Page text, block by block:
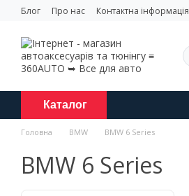
Перейти до основного контенту
Блог Про нас Контактна інформація
Каталог
Головна BMW BMW 6 Series
BMW 6 Series